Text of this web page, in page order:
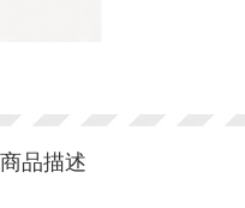
商品描述